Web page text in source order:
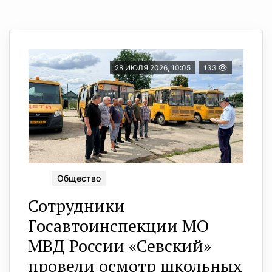
28 ИЮЛЯ 2026, 10:05 133
Общество
Сотрудники
Госавтоинспекции МО
МВД России «Севский»
провели осмотр школьных